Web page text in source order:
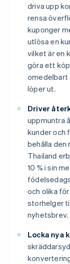
driva upp
rensa
kuponger
utlösa en
vilket är en
göra ett
omedelbart
löper ut.
Driver
uppmuntra
kunder och
behålla den
Thailand
10 % i sin
och olika
storhelger
nyhetsbrev.
Locka nya